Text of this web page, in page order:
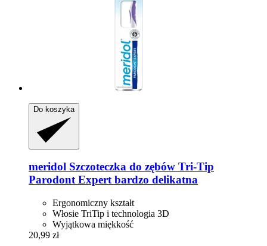
Do koszyka
meridol Szczoteczka do zębów Tri-​Tip
Parodont Expert bardzo delikatna
Ergonomiczny kształt
Włosie TriTip i technologia 3D
Wyjątkowa miękkość
20,99 zł